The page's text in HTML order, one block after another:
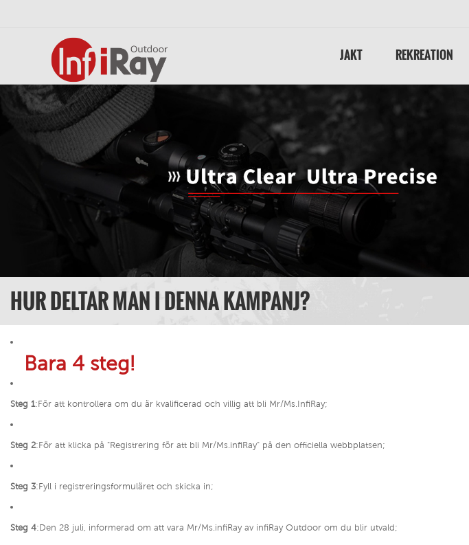
JAKT REKREATION
HUR DELTAR MAN I DENNA KAMPANJ?
Bara 4 steg!
Steg 1:För att kontrollera om du är kvalificerad och villig att bli Mr/Ms.InfiRay;
Steg 2:För att klicka på "Registrering för att bli Mr/Ms.infiRay" på den officiella webbplatsen;
Steg 3:Fyll i registreringsformuläret och skicka in;
Steg 4:Den 28 juli, informerad om att vara Mr/Ms.infiRay av infiRay Outdoor om du blir utvald;